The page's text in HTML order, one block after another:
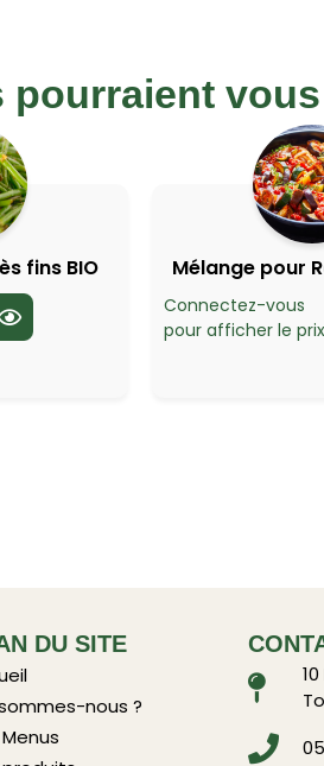
pourraient
fins BIO Mélange pour
Connectez-vous
pour afficher le prix
DU SITE
nous ?